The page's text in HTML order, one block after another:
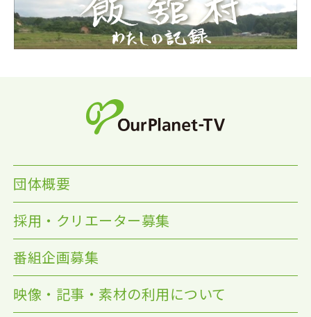
団体概要
採用・クリエーター募集
番組企画募集
映像・記事・素材の利用について